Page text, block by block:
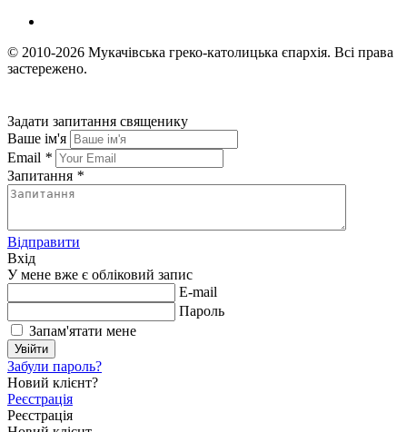
© 2010-2026 Мукачівська греко-католицька єпархія. Всі права
застережено.
Задати запитання священику
Ваше ім'я
Email *
Запитання *
Відправити
Вхід
У мене вже є обліковий запис
E-mail
Пароль
Запам'ятати мене
Увійти
Забули пароль?
Новий клієнт?
Реєстрація
Реєстрація